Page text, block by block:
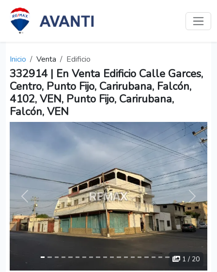
Inicio Venta Edificio
332914 | En Venta Edificio Calle Garces,
Centro, Punto Fijo, Carirubana, Falcón,
4102, VEN, Punto Fijo, Carirubana,
Falcón, VEN
Anterior
1 / 20